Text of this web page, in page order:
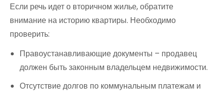
Если речь идет о вторичном жилье, обратите
внимание на историю квартиры. Необходимо
проверить:
Правоустанавливающие документы – продавец
должен быть законным владельцем недвижимости.
Отсутствие долгов по коммунальным платежам и